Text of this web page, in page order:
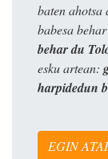
baten ahotsa
babesa
behar du
esku artean:
harpidedun
EGIN